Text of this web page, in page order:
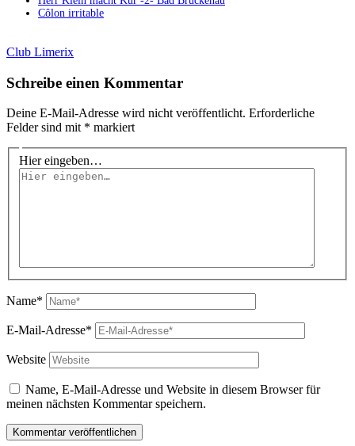
Côlon irritable
Club Limerix
Schreibe einen Kommentar
Deine E-Mail-Adresse wird nicht veröffentlicht. Erforderliche
Felder sind mit * markiert
Hier eingeben…
Name*
E-Mail-Adresse*
Website
Name, E-Mail-Adresse und Website in diesem Browser für
meinen nächsten Kommentar speichern.